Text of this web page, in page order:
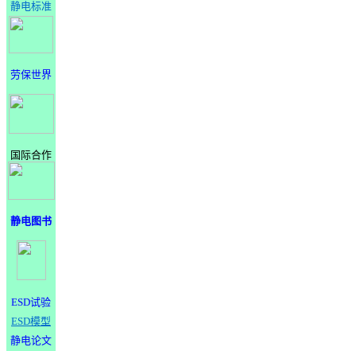
静电标准
劳保世界
国际合作
静电图书
ESD试验
ESD模型
静电论文